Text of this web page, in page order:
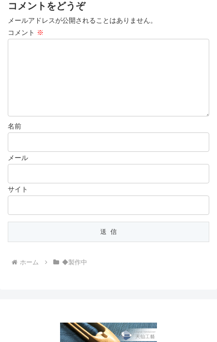
コメントをどうぞ
メールアドレスが公開されることはありません。
コメント ※
名前
メール
サイト
ホーム ◆製作中